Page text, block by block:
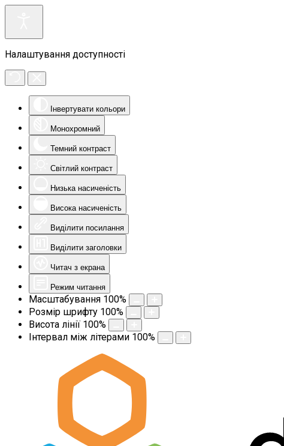
Налаштування доступності
Інвертувати кольори
Монохромний
Темний контраст
Світлий контраст
Низька насиченість
Висока насиченість
Виділити посилання
Виділити заголовки
Читач з екрана
Режим читання
Масштабування 100%
Розмір шрифту 100%
Висота лінії 100%
Інтервал між літерами 100%